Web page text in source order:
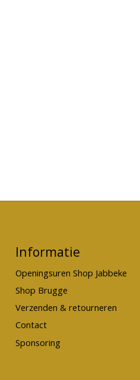
Informatie
Openingsuren Shop Jabbeke
Shop Brugge
Verzenden & retourneren
Contact
Sponsoring